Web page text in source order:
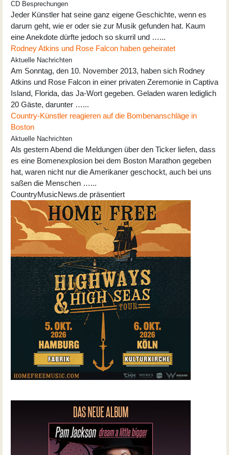
CD Besprechungen
Jeder Künstler hat seine ganz eigene Geschichte, wenn es
darum geht, wie er oder sie zur Musik gefunden hat. Kaum
eine Anekdote dürfte jedoch so skurril und …...
Rodney Atkins und Rose Falcon haben geheiratet
Aktuelle Nachrichten
Am Sonntag, den 10. November 2013, haben sich Rodney
Atkins und Rose Falcon in einer privaten Zeremonie in Captiva
Island, Florida, das Ja-Wort gegeben. Geladen waren lediglich
20 Gäste, darunter …...
Country-Künstler reagieren auf die Bombenanschläge in
Boston
Aktuelle Nachrichten
Als gestern Abend die Meldungen über den Ticker liefen, dass
es eine Bomenexplosion bei dem Boston Marathon gegeben
hat, waren nicht nur die Amerikaner geschockt, auch bei uns
saßen die Menschen …...
CountryMusicNews.de präsentiert